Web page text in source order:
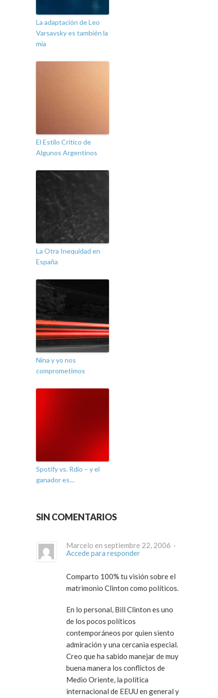
La adaptación de Leo
Varsavsky es también la
mía
El Estilo Crítico de
Algunos Argentinos
La Otra Inequidad en
España
Nina y yo nos
comprometimos
Spotify vs. Rdio – y el
ganador es…
SIN COMENTARIOS
Marcelo en septiembre 22, 2006 ·
Accede para responder
Comparto 100% tu visión sobre el
matrimonio Clinton como políticos.
En lo personal, Bill Clinton es uno
de los pocos políticos
contemporáneos por quien siento
admiración y una cercania especial.
Creo que ha sabido manejar de muy
buena manera los conflictos de
Medio Oriente, la política
internacional de EEUU en general y